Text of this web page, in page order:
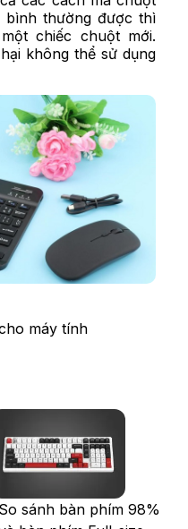
thường được thì
chiếc chuột mới.
không thể sử dụng
máy tính
So sánh bàn phím 98%